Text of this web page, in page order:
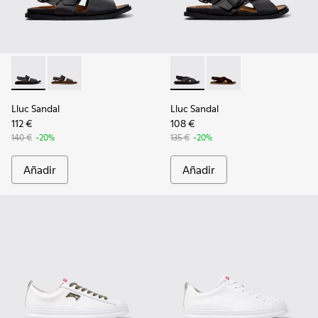
Lluc Sandal - K101092-001 - Sandalias de piel negras para
Lluc Sandal - K101092-002 - Sandalias de piel
Lluc Sandal
112 €
140 € -20%
Añadir
Lluc Sandal - K101093-004
Lluc Sandal -
Lluc Sandal
108 €
135 € -20%
Añadir